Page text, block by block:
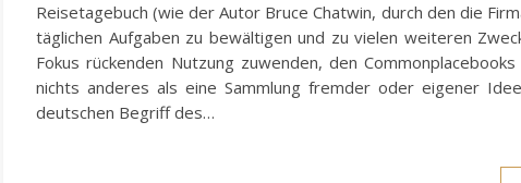
Reisetagebuch (wie der Autor Bruce Chatwin, durch den die
täglichen Aufgaben zu bewältigen und zu vielen weiteren
Fokus rückenden Nutzung zuwenden, den
nichts anderes als eine Sammlung fremder oder eigener
deutschen Begriff des…